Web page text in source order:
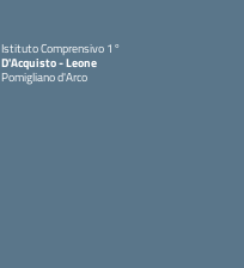
Istituto Comprensivo 1°
D'Acquisto - Leone
Pomigliano d'Arco
— Visita la pagina iniziale della scuola